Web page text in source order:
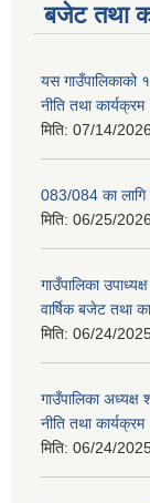
बजेट तथा
यस गाउँपालिकाको
नीति तथा कार्यक्रम
मिति: 07/14/
083/084 का लागि
मिति: 06/25/
गाउँपालिका
वार्षिक बजेट तथा
मिति: 06/24/
गाउँपालिका
नीति तथा कार्यक्रम
मिति: 06/24/